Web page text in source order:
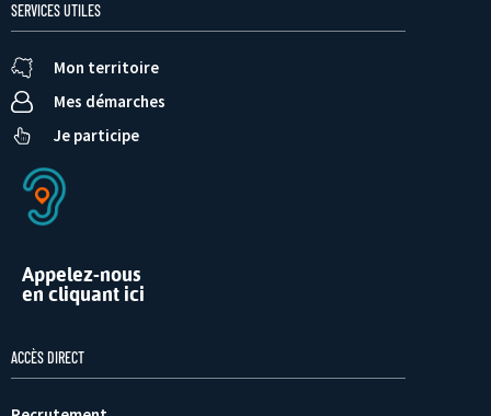
SERVICES UTILES
Mon territoire
Mes démarches
Je participe
Appelez-nous
en cliquant ici
ACCÈS DIRECT